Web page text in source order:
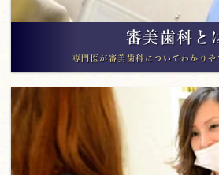
審美歯科と
専門医が審美歯科についてわかりや